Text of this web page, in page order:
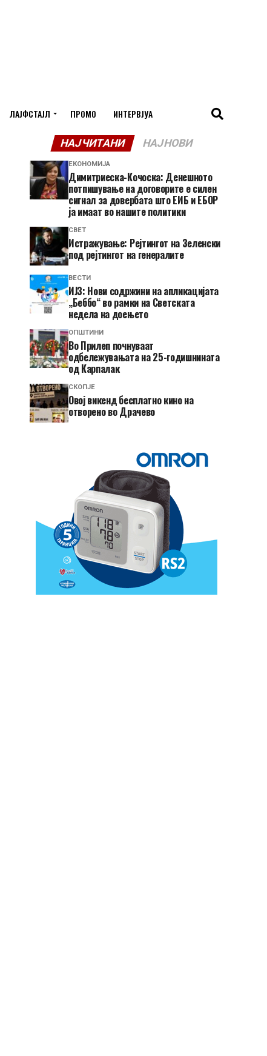
ЛАЈФСТАЈЛ ПРОМО ИНТЕРВЈУА
НАЈЧИТАНИ НАЈНОВИ
ЕКОНОМИЈА
Димитриеска-Кочоска: Денешното
потпишување на договорите е силен
сигнал за довербата што ЕИБ и ЕБОР
ја имаат во нашите политики
СВЕТ
Истражување: Рејтингот на Зеленски
под рејтингот на генералите
ВЕСТИ
ИЈЗ: Нови содржини на апликацијата
„Беббо“ во рамки на Светската
недела на доењето
ОПШТИНИ
Во Прилеп почнуваат
одбележувањата на 25-годишнината
од Карпалак
СКОПЈЕ
​Овој викенд бесплатно кино на
отворено во Драчево